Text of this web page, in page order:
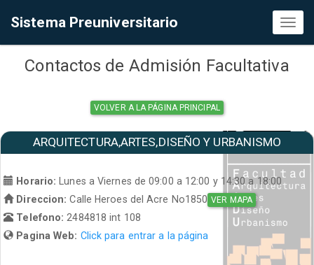
Sistema Preuniversitario
Contactos de Admisión Facultativa
VOLVER A LA PÁGINA PRINCIPAL
ARQUITECTURA,ARTES,DISEÑO Y URBANISMO
Horario:
Lunes a Viernes de 09:00 a 12:00 y 14:30 a 18:00
Direccion: Calle Heroes del Acre No1850 VER MAPA
Telefono: 2484818 int 108
Pagina Web: Click para entrar a la página